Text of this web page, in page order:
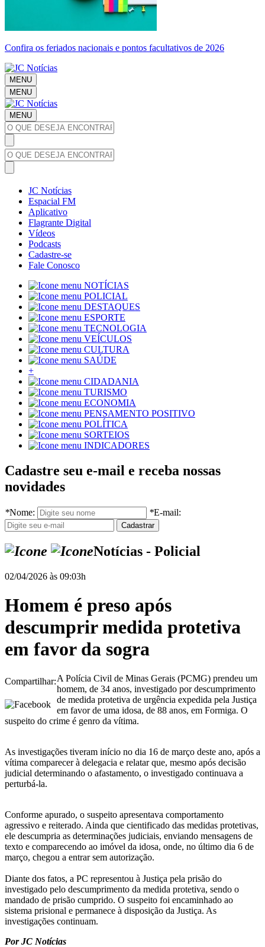
Confira os feriados nacionais e pontos facultativos de 2026
MENU
MENU
MENU
JC Notícias
Espacial FM
Aplicativo
Flagrante Digital
Vídeos
Podcasts
Cadastre-se
Fale Conosco
NOTÍCIAS
POLICIAL
DESTAQUES
ESPORTE
TECNOLOGIA
VEÍCULOS
CULTURA
SAÚDE
+
CIDADANIA
TURISMO
ECONOMIA
PENSAMENTO POSITIVO
POLÍTICA
SORTEIOS
INDICADORES
Cadastre seu e-mail e receba nossas
novidades
*Nome: *E-mail:
Notícias - Policial
02/04/2026 às 09:03h
Homem é preso após
descumprir medida protetiva
em favor da sogra
Compartilhar:A Polícia Civil de Minas Gerais (PCMG) prendeu um
homem, de 34 anos, investigado por descumprimento
de medida protetiva de urgência expedida pela Justiça
em favor de uma idosa, de 88 anos, em Formiga. O
suspeito do crime é genro da vítima.
As investigações tiveram início no dia 16 de março deste ano, após a
vítima comparecer à delegacia e relatar que, mesmo após decisão
judicial determinando o afastamento, o investigado continuava a
perturbá-la.
Conforme apurado, o suspeito apresentava comportamento
agressivo e reiterado. Ainda que cientificado das medidas protetivas,
ele descumpria as determinações judiciais, enviando mensagens de
texto e comparecendo ao imóvel da idosa, onde, no último dia 6 de
março, chegou a entrar sem autorização.
Diante dos fatos, a PC representou à Justiça pela prisão do
investigado pelo descumprimento da medida protetiva, sendo o
mandado de prisão cumprido. O suspeito foi encaminhado ao
sistema prisional e permanece à disposição da Justiça. As
investigações continuam.
Por JC Notícias